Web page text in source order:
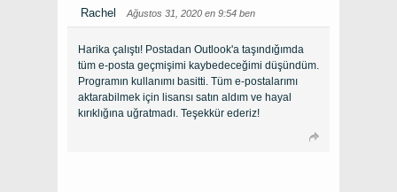
Rachel Ağustos 31, 2020 en 9:54 ben
Harika çalıştı! Postadan Outlook'a taşındığımda
tüm e-posta geçmişimi kaybedeceğimi düşündüm.
Programın kullanımı basitti. Tüm e-postalarımı
aktarabilmek için lisansı satın aldım ve hayal
kırıklığına uğratmadı. Teşekkür ederiz!